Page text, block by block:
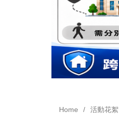
Home 活動花絮